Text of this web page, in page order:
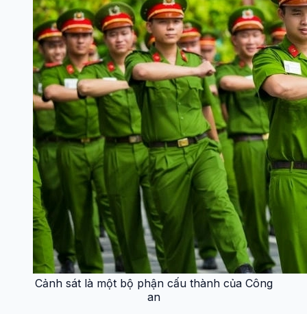
Cảnh sát là một bộ phận cấu thành của Công
an